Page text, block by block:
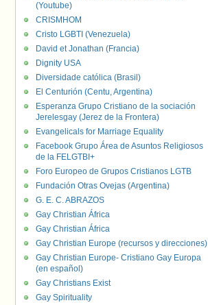
(Youtube)
CRISMHOM
Cristo LGBTI (Venezuela)
David et Jonathan (Francia)
Dignity USA
Diversidade católica (Brasil)
El Centurión (Centu, Argentina)
Esperanza Grupo Cristiano de la sociación
Jerelesgay (Jerez de la Frontera)
Evangelicals for Marriage Equality
Facebook Grupo Área de Asuntos Religiosos
de la FELGTBI+
Foro Europeo de Grupos Cristianos LGTB
Fundación Otras Ovejas (Argentina)
G. E. C. ABRAZOS
Gay Christian África
Gay Christian África
Gay Christian Europe (recursos y direcciones)
Gay Christian Europe- Cristiano Gay Europa
(en español)
Gay Christians Exist
Gay Spirituality